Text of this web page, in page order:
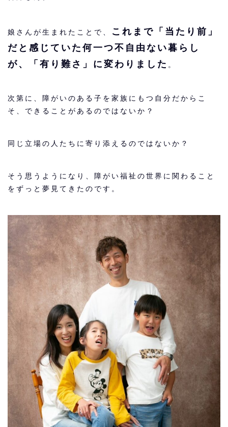
娘さんが生まれたことで、
これまで「当たり前」
だと感じていた何一つ不自由ない暮らし
が、「有り難さ」に変わりました 。
次第に、障がいのある子を家族にもつ自分だからこ
そ、できることがあるのではないか？
同じ立場の人たちに寄り添えるのではないか？
そう思うようになり、障がい福祉の世界に関わること
をずっと夢見てきたのです。